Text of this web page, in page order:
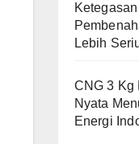
Lebih
CNG 3 Kg
Nyata
Energi